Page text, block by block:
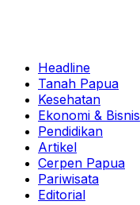
Headline
Tanah Papua
Kesehatan
Ekonomi & Bisnis
Pendidikan
Artikel
Cerpen Papua
Pariwisata
Editorial